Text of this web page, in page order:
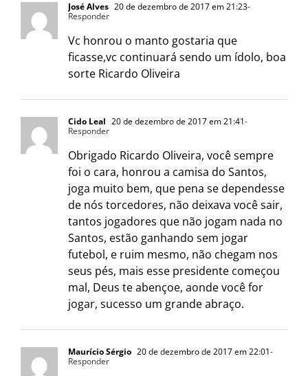
José Alves 20 de dezembro de 2017 em 21:23-
Responder
Vc honrou o manto gostaria que
ficasse,vc continuará sendo um ídolo, boa
sorte Ricardo Oliveira
Cido Leal 20 de dezembro de 2017 em 21:41-
Responder
Obrigado Ricardo Oliveira, você sempre
foi o cara, honrou a camisa do Santos,
joga muito bem, que pena se dependesse
de nós torcedores, não deixava você sair,
tantos jogadores que não jogam nada no
Santos, estão ganhando sem jogar
futebol, e ruim mesmo, não chegam nos
seus pés, mais esse presidente começou
mal, Deus te abençoe, aonde você for
jogar, sucesso um grande abraço.
Maurício Sérgio 20 de dezembro de 2017 em 22:01-
Responder